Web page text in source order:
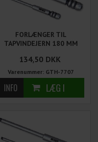
FORLÆNGER TIL
TAPVINDEJERN 180 MM
134,50 DKK
Varenummer: GTH-7707